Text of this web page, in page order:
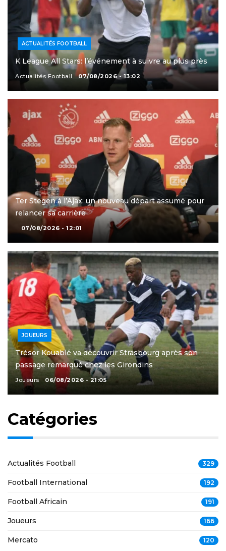
ACTUALITÉS FOOTBALL
K League All Stars: l’événement à suivre au plus près
Actualités Football 07/08/2026 - 13:02
Ter Stegen à l’Ajax: un nouveau départ assumé pour
relancer sa carrière
07/08/2026 - 12:01
JOUEURS
Trésor Kouablé va découvrir Strasbourg après son
passage remarqué chez les Girondins
Joueurs 06/08/2026 - 21:05
Catégories
Actualités Football 329
Football International 192
Football Africain 191
Joueurs 166
Mercato 120